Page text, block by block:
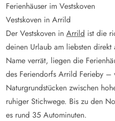
Ferienhäuser im Vestskoven
Vestskoven in Arrild
Der Vestskoven in Arrild ist die
deinen Urlaub am liebsten
Name verrät, liegen die
des Feriendorfs Arrild Ferieby –
Naturgrundstücken zwischen
ruhiger Stichwege. Bis zu den
es rund 35 Autominuten.